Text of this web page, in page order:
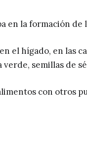
en la formación de
el hígado, en las
semillas de
con otros